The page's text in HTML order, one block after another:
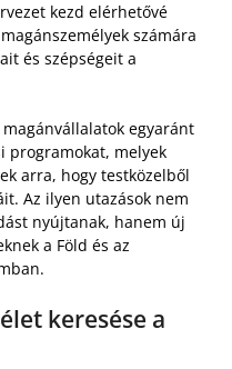
kezd elérhetővé
számára
és szépségeit a
egyaránt
programokat, melyek
arra, hogy testközelből
Az ilyen utazások nem
nyújtanak, hanem új
a Föld és az
keresése a